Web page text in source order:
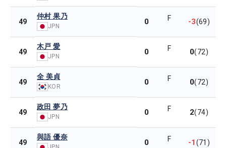
49
仲村 果乃
JPN 0 F -3(69)
49
木戸 愛
JPN 0 F 0(72)
49
全 美貞
KOR 0 F 0(72)
49
政田 夢乃
JPN 0 F 2(74)
49
與語 優奈
0 F -1(71)